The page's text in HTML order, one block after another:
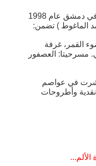
- أعادت طباعة أعماله دار المدى في دمشق عام 1998
الماغوط ) تضمن:
القمر، غرفة
مسرحيتا: العصفور
في عواصم
وأطروحات